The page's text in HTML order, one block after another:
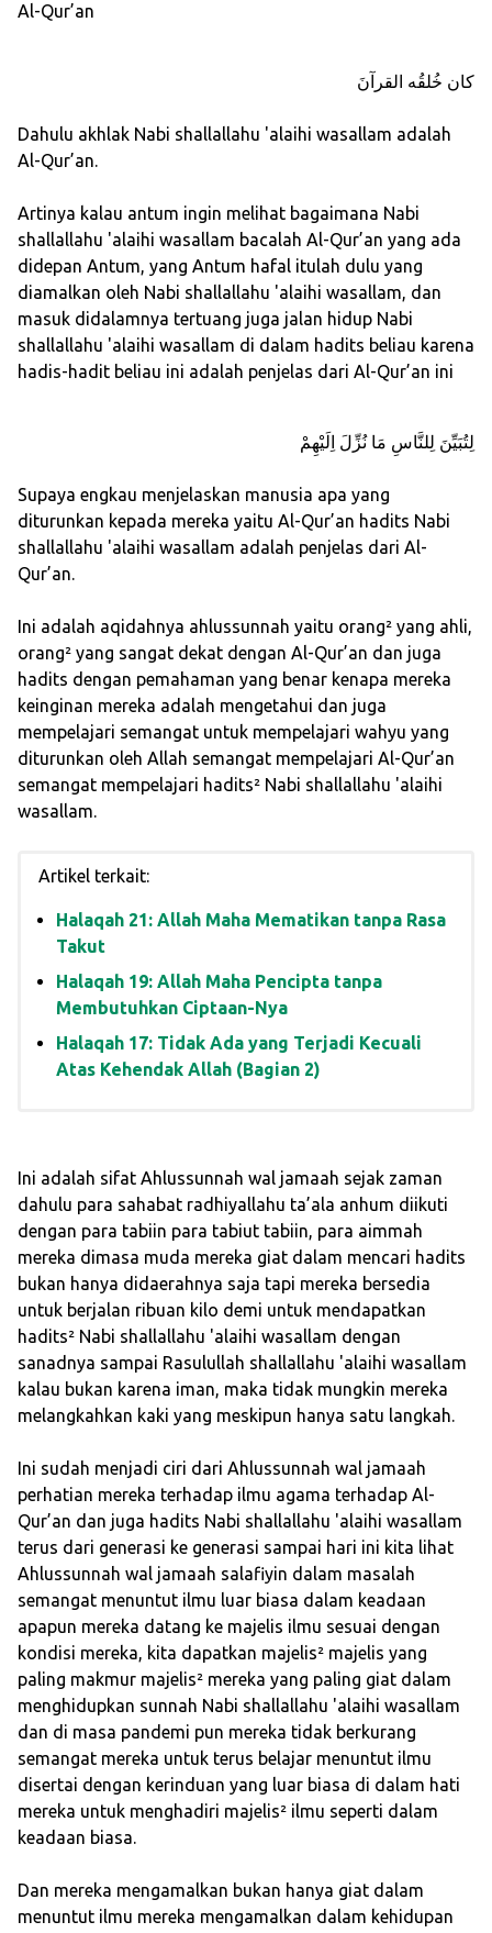
Al-Qur’an
كان خُلقُه القرآنَ
Dahulu akhlak Nabi shallallahu 'alaihi wasallam adalah
Al-Qur’an.
Artinya kalau antum ingin melihat bagaimana Nabi
shallallahu 'alaihi wasallam bacalah Al-Qur’an yang ada
didepan Antum, yang Antum hafal itulah dulu yang
diamalkan oleh Nabi shallallahu 'alaihi wasallam, dan
masuk didalamnya tertuang juga jalan hidup Nabi
shallallahu 'alaihi wasallam di dalam hadits beliau karena
hadis-hadit beliau ini adalah penjelas dari Al-Qur’an ini
لِتُبَيِّنَ لِلنَّاسِ مَا نُزِّلَ اِلَيْهِمْ
Supaya engkau menjelaskan manusia apa yang
diturunkan kepada mereka yaitu Al-Qur’an hadits Nabi
shallallahu 'alaihi wasallam adalah penjelas dari Al-
Qur’an.
Ini adalah aqidahnya ahlussunnah yaitu orang² yang ahli,
orang² yang sangat dekat dengan Al-Qur’an dan juga
hadits dengan pemahaman yang benar kenapa mereka
keinginan mereka adalah mengetahui dan juga
mempelajari semangat untuk mempelajari wahyu yang
diturunkan oleh Allah semangat mempelajari Al-Qur’an
semangat mempelajari hadits² Nabi shallallahu 'alaihi
wasallam.
Artikel terkait:
Halaqah 21: Allah Maha Mematikan tanpa Rasa
Takut
Halaqah 19: Allah Maha Pencipta tanpa
Membutuhkan Ciptaan-Nya
Halaqah 17: Tidak Ada yang Terjadi Kecuali
Atas Kehendak Allah (Bagian 2)
Ini adalah sifat Ahlussunnah wal jamaah sejak zaman
dahulu para sahabat radhiyallahu ta’ala anhum diikuti
dengan para tabiin para tabiut tabiin, para aimmah
mereka dimasa muda mereka giat dalam mencari hadits
bukan hanya didaerahnya saja tapi mereka bersedia
untuk berjalan ribuan kilo demi untuk mendapatkan
hadits² Nabi shallallahu 'alaihi wasallam dengan
sanadnya sampai Rasulullah shallallahu 'alaihi wasallam
kalau bukan karena iman, maka tidak mungkin mereka
melangkahkan kaki yang meskipun hanya satu langkah.
Ini sudah menjadi ciri dari Ahlussunnah wal jamaah
perhatian mereka terhadap ilmu agama terhadap Al-
Qur’an dan juga hadits Nabi shallallahu 'alaihi wasallam
terus dari generasi ke generasi sampai hari ini kita lihat
Ahlussunnah wal jamaah salafiyin dalam masalah
semangat menuntut ilmu luar biasa dalam keadaan
apapun mereka datang ke majelis ilmu sesuai dengan
kondisi mereka, kita dapatkan majelis² majelis yang
paling makmur majelis² mereka yang paling giat dalam
menghidupkan sunnah Nabi shallallahu 'alaihi wasallam
dan di masa pandemi pun mereka tidak berkurang
semangat mereka untuk terus belajar menuntut ilmu
disertai dengan kerinduan yang luar biasa di dalam hati
mereka untuk menghadiri majelis² ilmu seperti dalam
keadaan biasa.
Dan mereka mengamalkan bukan hanya giat dalam
menuntut ilmu mereka mengamalkan dalam kehidupan